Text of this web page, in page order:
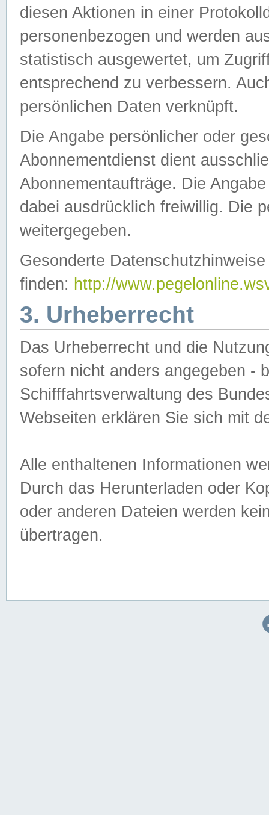
diesen Aktionen in einer
personenbezogen und werden
statistisch ausgewertet, um
entsprechend zu verbessern.
persönlichen Daten verknüpft.
Die Angabe persönlicher oder
Abonnementdienst dient
Abonnementaufträge. Die
dabei ausdrücklich freiwillig. Die
weitergegeben.
Gesonderte
finden: http://
3. Urheberrecht
Das Urheberrecht und die
sofern nicht anders angegeben -
Schifffahrtsverwaltung des
Webseiten erklären Sie sich mit
Alle enthaltenen Informationen
Durch das Herunterladen oder
oder anderen Dateien werden
übertragen.